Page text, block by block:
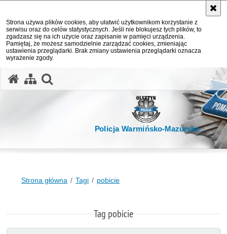
Strona używa plików cookies, aby ułatwić użytkownikom korzystanie z
serwisu oraz do celów statystycznych. Jeśli nie blokujesz tych plików, to
zgadzasz się na ich użycie oraz zapisanie w pamięci urządzenia.
Pamiętaj, że możesz samodzielnie zarządzać cookies, zmieniając
ustawienia przeglądarki. Brak zmiany ustawienia przeglądarki oznacza
wyrażenie zgody.
Policja Warmińsko-Mazurska
Strona główna Tagi pobicie
Tag pobicie